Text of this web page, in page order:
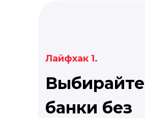
Выбирайте
банки без
Лайфхак 1.